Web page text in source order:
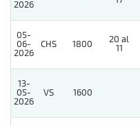
2026
05-
06-
2026
CHS 1800
20 al
11
13-
05-
2026
VS 1600